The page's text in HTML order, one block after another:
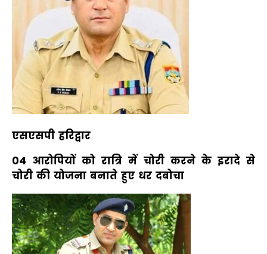
एसएसपी हरिद्वार
04 आरोपियों को रात्रि में चोरी करने के इरादे से
चोरी की योजना बनाते हुए धर दबोचा